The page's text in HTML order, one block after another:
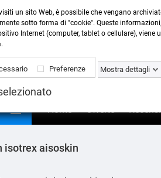
Contattaci:0423 22765-
 Home Offerte
isotrex aisoskin
un sito Web, è possibile che vengano
sotto forma di "cookie". Queste
Internet (computer, tablet o cellulare),
Preferenze Mostra dettagli